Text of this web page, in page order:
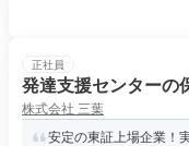
正社員
発達支援センターの
株式会社 三葉
安定の東証上場企業！